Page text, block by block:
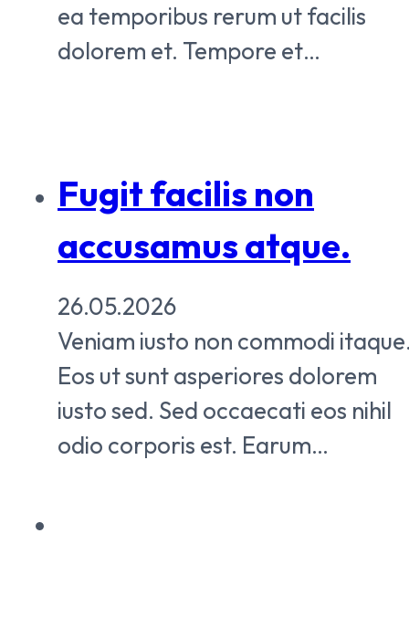
ea temporibus rerum ut facilis
dolorem et. Tempore et…
Fugit facilis non
accusamus atque.
26.05.2026
Veniam iusto non commodi
Eos ut sunt asperiores dolorem
iusto sed. Sed occaecati eos nihil
odio corporis est. Earum…